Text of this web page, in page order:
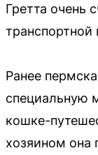
Гретта очень
транспортной
Ранее
специальную
кошке-
хозяином она